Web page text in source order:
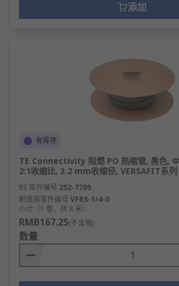
添加
有库存
TE Connectivity 阻燃 PO 热缩管, 黑色,
2:1收缩比, 3.2 mm收缩径, VERSAFIT系列
RS 库存编号 252-7709
制造商零件编号 VFRS-1/4-0
小计（1 卷，共 8 米）
RMB167.25(不含税)
数量